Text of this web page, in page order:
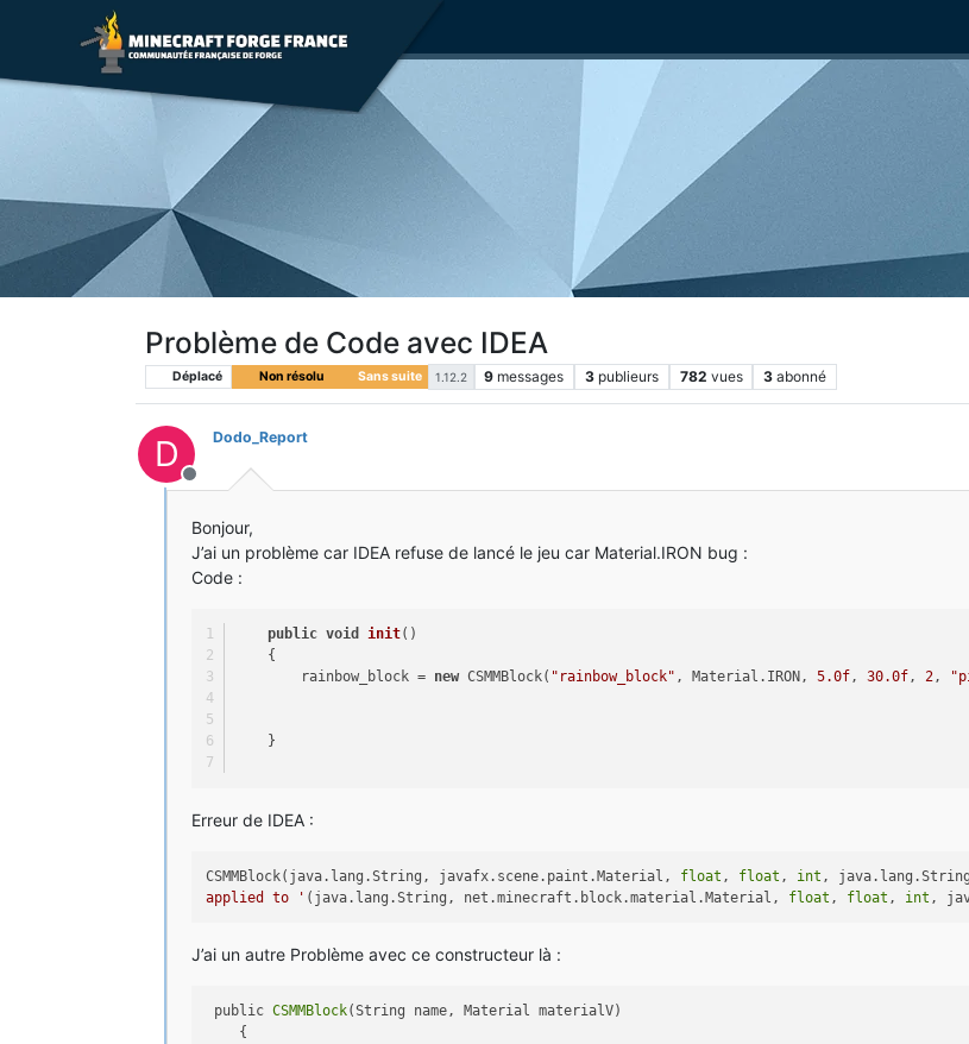
Problème de Code avec IDEA
Déplacé Non résolu Sans suite 1.12.2 9 messages 3 publieurs 782 vues 3 abonné
D
Hors-ligne
Dodo_Report
Bonjour,
J’ai un problème car IDEA refuse de lancé le jeu car Material.IRON bug :
Code :
public void init()
    {
        rainbow_block =
new CSMMBlock( "rainbow_block" , Material.IRON, 5.0f, 30.0f, 2,
    }
Erreur de IDEA :
CSMMBlock(java.lang.String, javafx.scene.paint.Material, float , float , int ,
applied to ' (java.lang.String, net.minecraft.block.material.Material, float , float , int ,
J’ai un autre Problème avec ce constructeur là :
public CSMMBlock(String name, Material materialV)
    {